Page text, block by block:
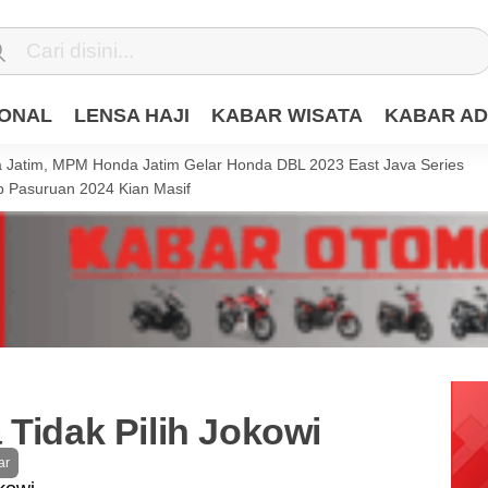
LENSA HAJI KABAR WISATA KABAR
MPM Honda Jatim Gelar Honda DBL 2023 East Java Series
Pasuruan 2024 Kian Masif
Pilih Jokowi